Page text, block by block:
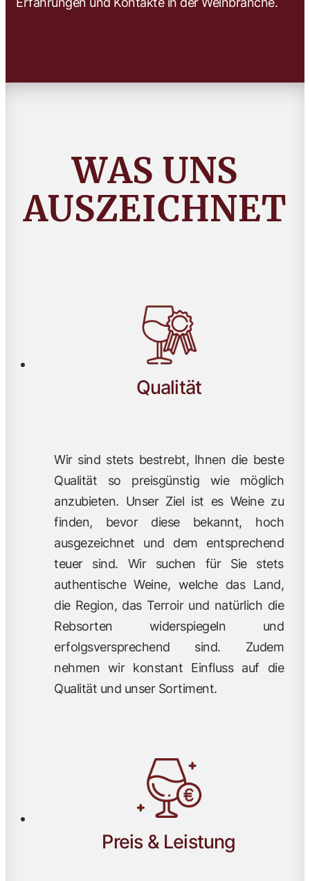
WAS UNS
AUSZEICHNET
Qualität
Wir sind stets bestrebt, Ihnen die beste
Qualität so preisgünstig wie möglich
anzubieten. Unser Ziel ist es Weine zu
finden, bevor diese bekannt, hoch
ausgezeichnet und dem entsprechend
teuer sind. Wir suchen für Sie stets
authentische Weine, welche das Land,
die Region, das Terroir und natürlich die
Rebsorten widerspiegeln und
erfolgsversprechend sind. Zudem
nehmen wir konstant Einfluss auf die
Qualität und unser Sortiment.
Preis & Leistung